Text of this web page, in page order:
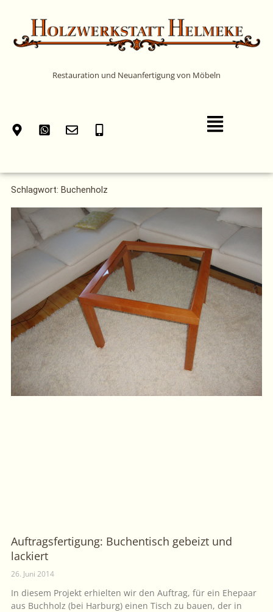
springen
Restauration und Neuanfertigung von Möbeln
Main
Menu
Schlagwort: Buchenholz
Auftragsfertigung: Buchentisch gebeizt und
lackiert
26. Juni 2014
In diesem Projekt erhielten wir den Auftrag, für ein Ehepaar
aus Buchholz (bei Harburg) einen Tisch zu bauen, der in